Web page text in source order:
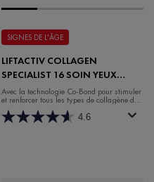
SIGNES DE L'ÂGE
LIFTACTIV COLLAGEN
SPECIALIST 16 SOIN YEUX
SANS PARFUM
Avec la technologie Co-Bond pour stimuler
et renforcer tous les types de collagène de
la peau.
4.6